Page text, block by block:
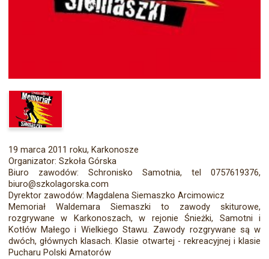
19 marca 2011 roku, Karkonosze
Organizator: Szkoła Górska
Biuro zawodów: Schronisko Samotnia, tel 0757619376,
biuro@szkolagorska.com
Dyrektor zawodów: Magdalena Siemaszko Arcimowicz
Memoriał Waldemara Siemaszki to zawody skiturowe,
rozgrywane w Karkonoszach, w rejonie Śnieżki, Samotni i
Kotłów Małego i Wielkiego Stawu. Zawody rozgrywane są w
dwóch, głównych klasach. Klasie otwartej - rekreacyjnej i klasie
Pucharu Polski Amatorów